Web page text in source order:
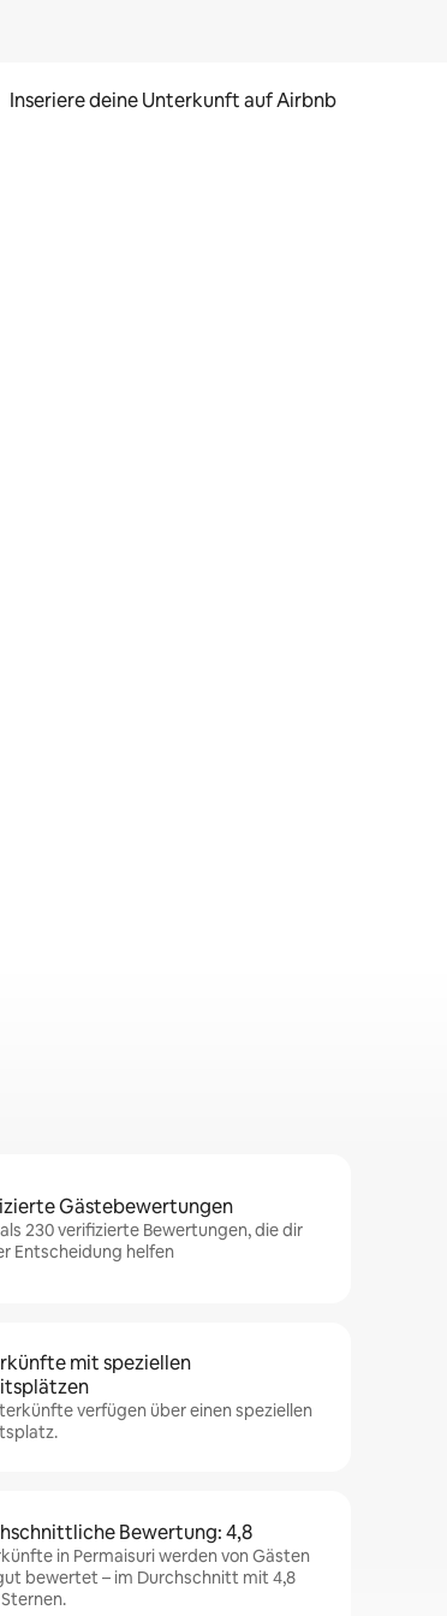
Inseriere deine Unterkunft auf Airbnb
Wischgesten.
Gästebewertungen
230 verifizierte Bewertungen, die dir
Entscheidung helfen
mit speziellen
verfügen über einen speziellen
Bewertung: 4,8
in Permaisuri werden von Gästen
bewertet – im Durchschnitt mit 4,8